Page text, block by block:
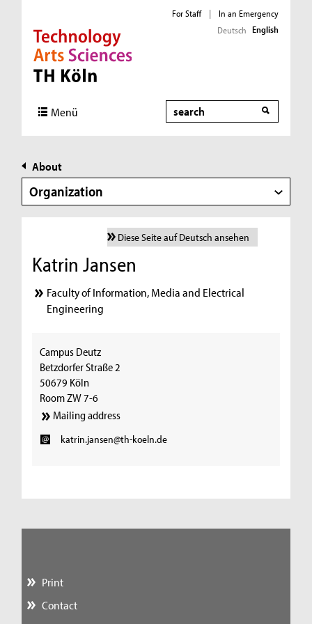
Direkt zur Hauptnavigation
Direkt zur Subnavigation
Direkt zum Inhalt
Direkt zum Fußbereich
For Staff |
In an Emergency
Deutsch English
Menü Search
About
Organization
Diese Seite auf Deutsch ansehen
Katrin Jansen
Faculty of Information, Media and Electrical
Engineering
Campus Deutz
Betzdorfer Straße 2
50679 Köln
Room ZW 7-6
Mailing address
katrin.jansen@th-koeln.de
Print
Contact